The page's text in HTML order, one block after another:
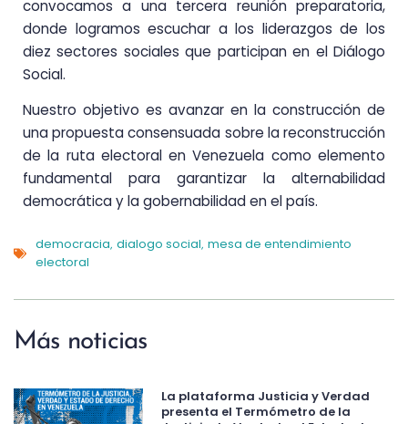
convocamos a una tercera reunión preparatoria,
donde logramos escuchar a los liderazgos de los
diez sectores sociales que participan en el Diálogo
Social.
Nuestro objetivo es avanzar en la construcción de
una propuesta consensuada sobre la reconstrucción
de la ruta electoral en Venezuela como elemento
fundamental para garantizar la alternabilidad
democrática y la gobernabilidad en el país.
democracia, dialogo social, mesa de entendimiento
electoral
Más noticias
La plataforma Justicia y Verdad
presenta el Termómetro de la